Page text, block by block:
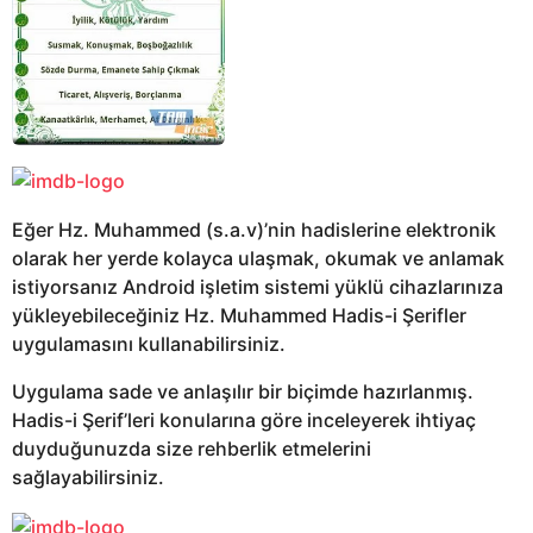
Eğer Hz. Muhammed (s.a.v)’nin hadislerine elektronik
olarak her yerde kolayca ulaşmak, okumak ve anlamak
istiyorsanız Android işletim sistemi yüklü cihazlarınıza
yükleyebileceğiniz Hz. Muhammed Hadis-i Şerifler
uygulamasını kullanabilirsiniz.
Uygulama sade ve anlaşılır bir biçimde hazırlanmış.
Hadis-i Şerif’leri konularına göre inceleyerek ihtiyaç
duyduğunuzda size rehberlik etmelerini
sağlayabilirsiniz.